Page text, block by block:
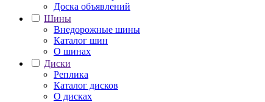
Доска объявлений
Шины
Внедорожные шины
Каталог шин
О шинах
Диски
Реплика
Каталог дисков
О дисках